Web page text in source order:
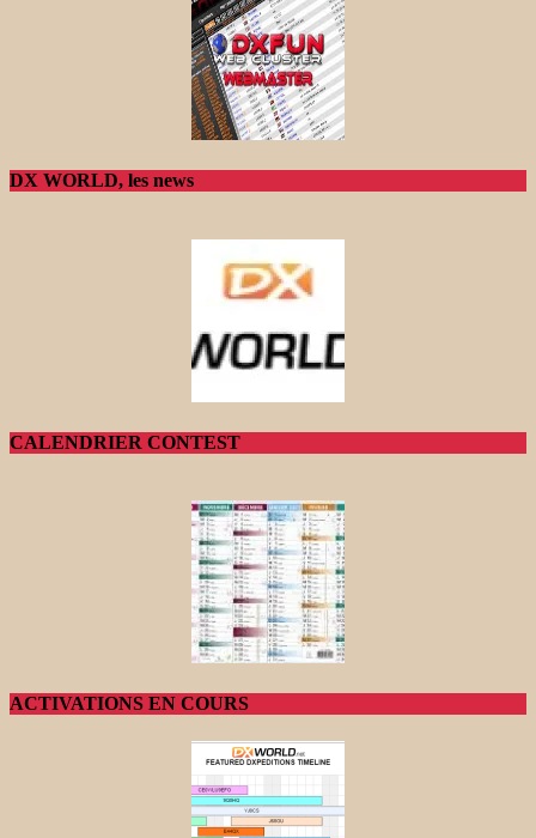
DX WORLD, les news
CALENDRIER CONTEST
ACTIVATIONS EN COURS